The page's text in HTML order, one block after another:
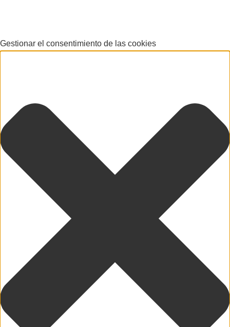
Gestionar el consentimiento de las cookies